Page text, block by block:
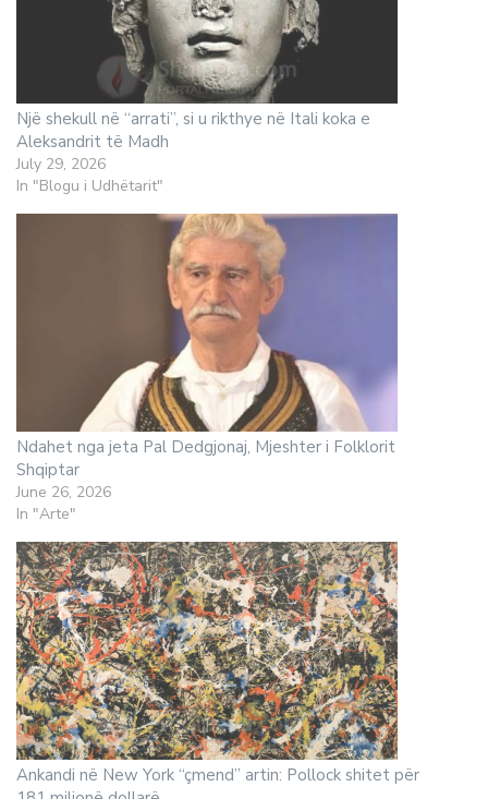
Një shekull në “arrati”, si u rikthye në Itali koka e
Aleksandrit të Madh
July 29, 2026
In "Blogu i Udhëtarit"
Ndahet nga jeta Pal Dedgjonaj, Mjeshter i Folklorit
Shqiptar
June 26, 2026
In "Arte"
Ankandi në New York “çmend” artin: Pollock shitet për